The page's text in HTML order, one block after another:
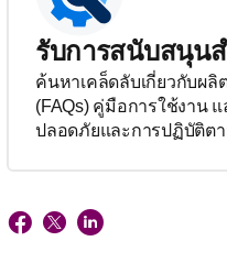
รับการสนับสนุ
ค้นหาเคล็ดลับเกี่ยวกับผ
(FAQs) คู่มือการใช้งาน
ปลอดภัยและการปฏิบัติต